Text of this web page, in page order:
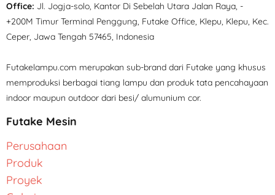
Office: Jl. Jogja-solo, Kantor Di Sebelah Utara Jalan Raya, -
+200M Timur Terminal Penggung, Futake Office, Klepu, Klepu, Kec.
Ceper, Jawa Tengah 57465, Indonesia
Futakelampu.com merupakan sub-brand dari Futake yang khusus
memproduksi berbagai tiang lampu dan produk tata pencahayaan
indoor maupun outdoor dari besi/ alumunium cor.
Futake Mesin
Perusahaan
Produk
Proyek